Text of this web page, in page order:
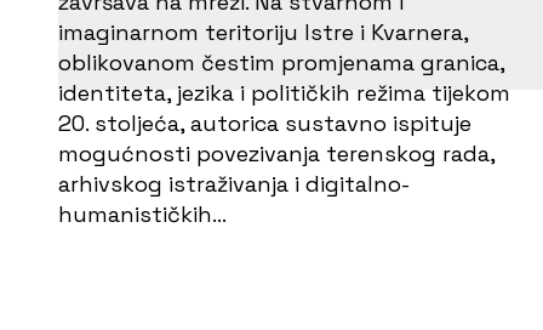
imaginarnom teritoriju Istre i Kvarnera,
oblikovanom čestim promjenama granica,
identiteta, jezika i političkih režima tijekom
20. stoljeća, autorica sustavno ispituje
mogućnosti povezivanja terenskog rada,
arhivskog istraživanja i digitalno-
humanističkih…